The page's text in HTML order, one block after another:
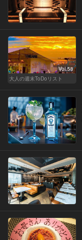
Vol.58
大人の週末ToDoリスト